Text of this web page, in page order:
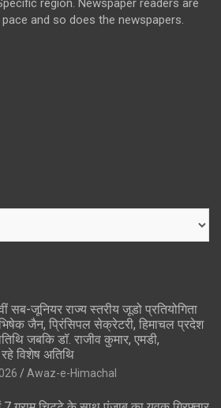
and so does the newspapers.
सब-जूनियर राज्य स्तरीय जूडो प्रतियोगिता
जैन, प्रिंसिपल सेक्रेटरी, हिमाचल प्रदेश
जबकि डॉ. राजीव कुमार, एमडी,
रहे विशेष अतिथि
Awaz-e-Himachal